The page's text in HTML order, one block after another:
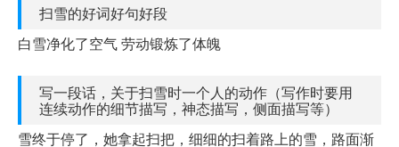
扫雪的好词好句好段
白雪净化了空气 劳动锻炼了体魄
写一段话，关于扫雪时一个人的动作（写作时要用
连续动作的细节描写，神态描写，侧面描写等）
雪终于停了，她拿起扫把，细细的扫着路上的雪，路面渐